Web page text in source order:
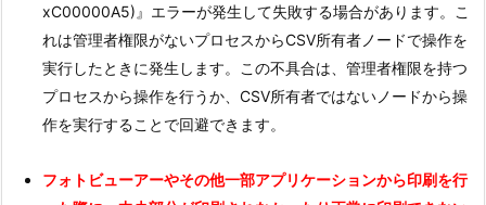
xC00000A5)』エラーが発生して失敗する場合があります。こ
れは管理者権限がないプロセスからCSV所有者ノードで操作を
実行したときに発生します。この不具合は、管理者権限を持つ
プロセスから操作を行うか、CSV所有者ではないノードから操
作を実行することで回避できます。
フォトビューアーやその他一部アプリケーションから印刷を行